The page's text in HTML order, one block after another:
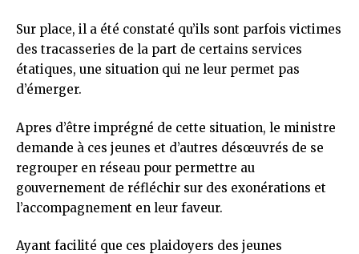
Sur place, il a été constaté qu’ils sont parfois victimes
des tracasseries de la part de certains services
étatiques, une situation qui ne leur permet pas
d’émerger.
Apres d’être imprégné de cette situation, le ministre
demande à ces jeunes et d’autres désœuvrés de se
regrouper en réseau pour permettre au
gouvernement de réfléchir sur des exonérations et
l’accompagnement en leur faveur.
Ayant facilité que ces plaidoyers des jeunes